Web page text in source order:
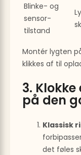
Blinke- og
sensor-
tilstand
Montér lygten
klikkes af til
3.
på den
Klassisk
det føles